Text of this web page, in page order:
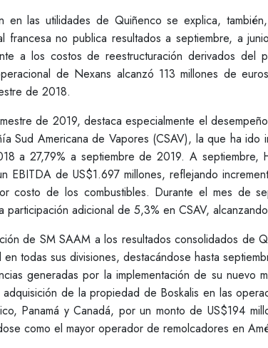
en las utilidades de Quiñenco se explica,
francesa no publica resultados a septiembre, a
a los costos de reestructuración derivados del
de Nexans alcanzó 113 millones de
de 2018.
de 2019, destaca especialmente el
Sud Americana de Vapores (CSAV), la que ha
a 27,79% a septiembre de 2019. A septiembre,
EBITDA de US$1.697 millones, reflejando
costo de los combustibles. Durante el mes de
participación adicional de 5,3% en CSAV,
de SM SAAM a los resultados consolidados de
en todas sus divisiones, destacándose hasta
generadas por la implementación de su
de la propiedad de Boskalis en las
Panamá y Canadá, por un monto de US$194
como el mayor operador de remolcadores en